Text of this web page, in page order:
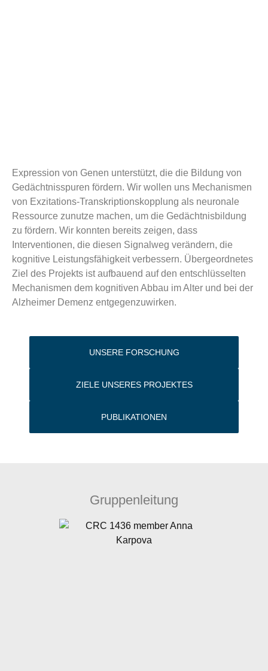
Expression von Genen unterstützt, die die Bildung von
Gedächtnisspuren fördern. Wir wollen uns Mechanismen
von Exzitations-Transkriptionskopplung als neuronale
Ressource zunutze machen, um die Gedächtnisbildung
zu fördern. Wir konnten bereits zeigen, dass
Interventionen, die diesen Signalweg verändern, die
kognitive Leistungsfähigkeit verbessern. Übergeordnetes
Ziel des Projekts ist aufbauend auf den entschlüsselten
Mechanismen dem kognitiven Abbau im Alter und bei der
Alzheimer Demenz entgegenzuwirken.
UNSERE FORSCHUNG
ZIELE UNSERES PROJEKTES
PUBLIKATIONEN
Gruppenleitung